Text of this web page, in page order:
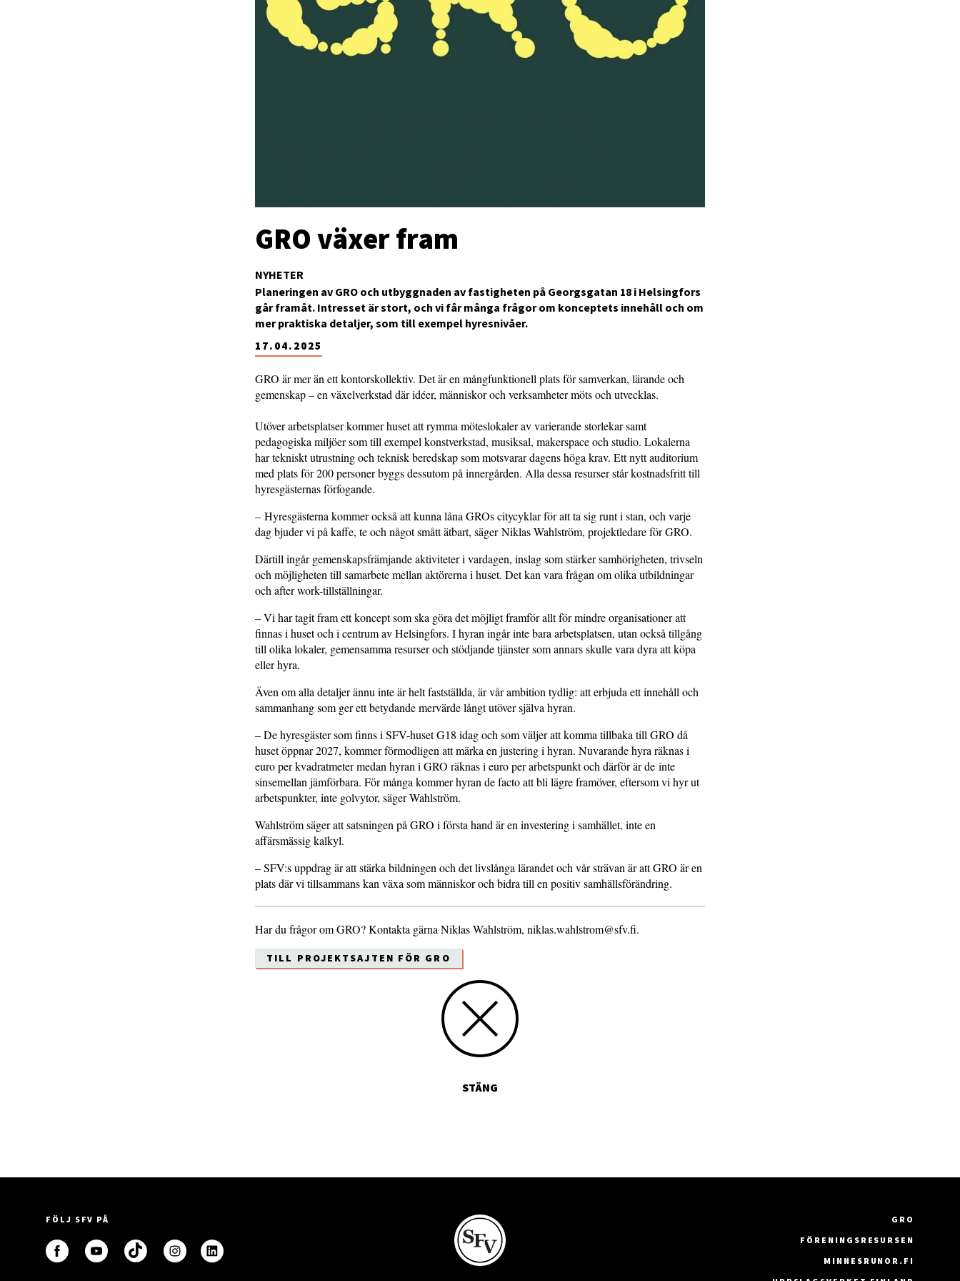
NYHETER
GRO växer fram
17.04.2025
Planeringen av GRO och utbyggnaden av fastigheten på Georgsgatan 18 i Helsingfors
går framåt. Intresset är stort, och vi får många frågor om konceptets innehåll och om
mer praktiska detaljer, som till exempel hyresnivåer.
GRO är mer än ett kontorskollektiv. Det är en mångfunktionell plats för samverkan, lärande och
gemenskap – en växelverkstad där idéer, människor och verksamheter möts och utvecklas.
Utöver arbetsplatser kommer huset att rymma möteslokaler av varierande storlekar samt
pedagogiska miljöer som till exempel konstverkstad, musiksal, makerspace och studio. Lokalerna
har tekniskt utrustning och teknisk beredskap som motsvarar dagens höga krav. Ett nytt auditorium
med plats för 200 personer byggs dessutom på innergården. Alla dessa resurser står kostnadsfritt till
hyresgästernas förfogande.
– Hyresgästerna kommer också att kunna låna GROs citycyklar för att ta sig runt i stan, och varje
dag bjuder vi på kaffe, te och något smått ätbart, säger Niklas Wahlström, projektledare för GRO.
Därtill ingår gemenskapsfrämjande aktiviteter i vardagen, inslag som stärker samhörigheten, trivseln
och möjligheten till samarbete mellan aktörerna i huset. Det kan vara frågan om olika utbildningar
och after work-tillställningar.
– Vi har tagit fram ett koncept som ska göra det möjligt framför allt för mindre organisationer att
finnas i huset och i centrum av Helsingfors. I hyran ingår inte bara arbetsplatsen, utan också tillgång
till olika lokaler, gemensamma resurser och stödjande tjänster som annars skulle vara dyra att köpa
eller hyra.
Även om alla detaljer ännu inte är helt fastställda, är vår ambition tydlig: att erbjuda ett innehåll och
sammanhang som ger ett betydande mervärde långt utöver själva hyran.
– De hyresgäster som finns i SFV-huset G18 idag och som väljer att komma tillbaka till GRO då
huset öppnar 2027, kommer förmodligen att märka en justering i hyran. Nuvarande hyra räknas i
euro per kvadratmeter medan hyran i GRO räknas i euro per arbetspunkt och därför är de inte
sinsemellan jämförbara. För många kommer hyran de facto att bli lägre framöver, eftersom vi hyr ut
arbetspunkter, inte golvytor, säger Wahlström.
Wahlström säger att satsningen på GRO i första hand är en investering i samhället, inte en
affärsmässig kalkyl.
– SFV:s uppdrag är att stärka bildningen och det livslånga lärandet och vår strävan är att GRO är en
plats där vi tillsammans kan växa som människor och bidra till en positiv samhällsförändring.
Har du frågor om GRO? Kontakta gärna Niklas Wahlström, niklas.wahlstrom@sfv.fi.
TILL PROJEKTSAJTEN FÖR GRO
STÄNG
FÖLJ SFV PÅ
GRO
FÖRENINGSRESURSEN
MINNESRUNOR.FI